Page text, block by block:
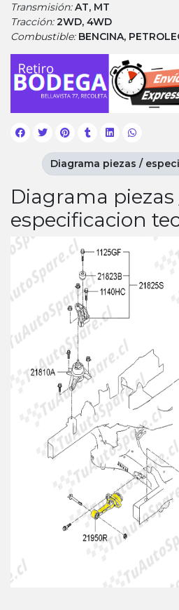
Transmisión:AT, MT
Tracción:2WD, 4WD
Combustible: BENCINA,
Diagrama piezas
especificacion
Diagrama piezas /